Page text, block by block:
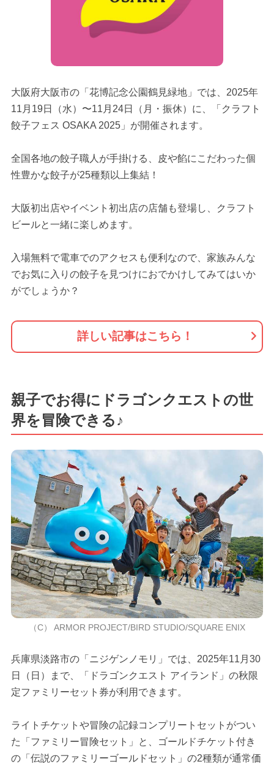
大阪府大阪市の「花博記念公園鶴見緑地」では、2025年
11月19日（水）〜11月24日（月・振休）に、「クラフト
餃子フェス OSAKA 2025」が開催されます。
全国各地の餃子職人が手掛ける、皮や餡にこだわった個
性豊かな餃子が25種類以上集結！
大阪初出店やイベント初出店の店舗も登場し、クラフト
ビールと一緒に楽しめます。
入場無料で電車でのアクセスも便利なので、家族みんな
でお気に入りの餃子を見つけにおでかけしてみてはいか
がでしょうか？
詳しい記事はこちら！
親子でお得にドラゴンクエストの世
界を冒険できる♪
（C） ARMOR PROJECT/BIRD STUDIO/SQUARE ENIX
兵庫県淡路市の「ニジゲンノモリ」では、2025年11月30
日（日）まで、「ドラゴンクエスト アイランド」の秋限
定ファミリーセット券が利用できます。
ライトチケットや冒険の記録コンプリートセットがつい
た「ファミリー冒険セット」と、ゴールドチケット付き
の「伝説のファミリーゴールドセット」の2種類が通常価